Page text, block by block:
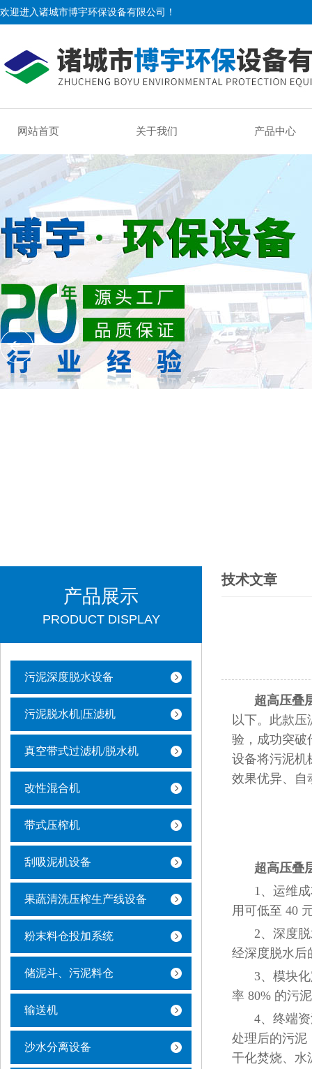
欢迎进入诸城市博宇环保设备有限公司！
网站首页 关于我们 产品中心
产品展示
PRODUCT DISPLAY
污泥深度脱水设备
污泥脱水机|压滤机
真空带式过滤机/脱水机
改性混合机
带式压榨机
刮吸泥机设备
果蔬清洗压榨生产线设备
粉末料仓投加系统
储泥斗、污泥料仓
输送机
沙水分离设备
技术文章
超高压叠
以下。此款
验，成功突破
设备将污泥机
效果优异、自
超高压叠
1、运维
用可低至 40
2、深度
经深度脱水后
3、模块
率 80% 的污
4、终端
处理后的污泥
干化焚烧、水